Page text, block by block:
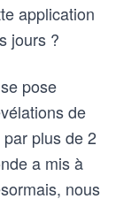
application
jours ?
pose
de
plus de 2
a mis à
nous